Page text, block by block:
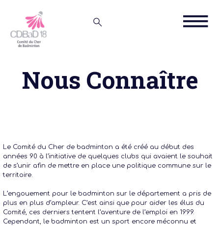
Nous Connaître
Le Comité du Cher de badminton a été créé au début des
années 90 à l’initiative de quelques clubs qui avaient le souhait
de s’unir afin de mettre en place une politique commune sur le
territoire.
L’engouement pour le badminton sur le département a pris de
plus en plus d’ampleur. C’est ainsi que pour aider les élus du
Comité, ces derniers tentent l’aventure de l’emploi en 1999.
Cependant, le badminton est un sport encore méconnu et